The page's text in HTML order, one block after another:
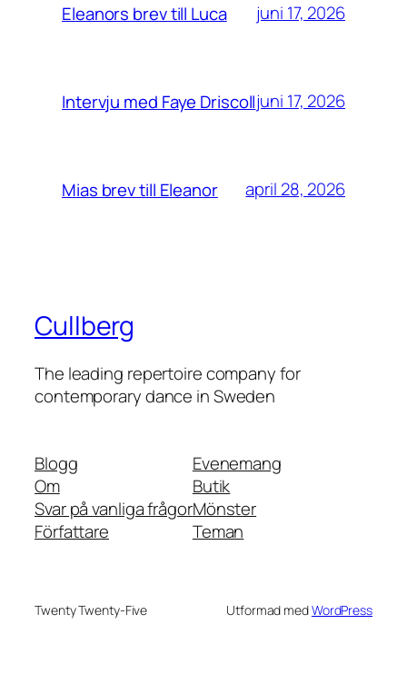
Eleanors brev till Luca juni 17, 2026
Intervju med Faye Driscolljuni 17, 2026
Mias brev till Eleanor april 28, 2026
Cullberg
The leading repertoire company for
contemporary dance in Sweden
Blogg
Om
Svar på vanliga frågor
Författare
Evenemang
Butik
Mönster
Teman
Twenty Twenty-Five Utformad medWordPress